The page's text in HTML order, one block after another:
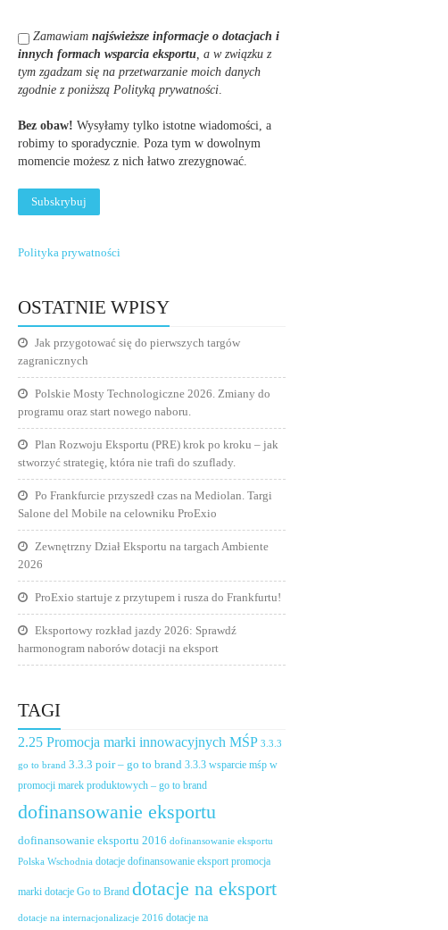
Zamawiam najświeższe informacje o dotacjach i
innych formach wsparcia eksportu, a w związku z
tym zgadzam się na przetwarzanie moich danych
zgodnie z poniższą Polityką prywatności.
Bez obaw! Wysyłamy tylko istotne wiadomości, a
robimy to sporadycznie. Poza tym w dowolnym
momencie możesz z nich łatwo zrezygnować.
Polityka prywatności
OSTATNIE WPISY
Jak przygotować się do pierwszych targów
zagranicznych
Polskie Mosty Technologiczne 2026. Zmiany do
programu oraz start nowego naboru.
Plan Rozwoju Eksportu (PRE) krok po kroku – jak
stworzyć strategię, która nie trafi do szuflady.
Po Frankfurcie przyszedł czas na Mediolan. Targi
Salone del Mobile na celowniku ProExio
Zewnętrzny Dział Eksportu na targach Ambiente
2026
ProExio startuje z przytupem i rusza do Frankfurtu!
Eksportowy rozkład jazdy 2026: Sprawdź
harmonogram naborów dotacji na eksport
TAGI
2.25 Promocja marki innowacyjnych MŚP 3.3.3
go to brand 3.3.3 poir – go to brand 3.3.3 wsparcie mśp w
promocji marek produktowych – go to brand
dofinansowanie eksportu
dofinansowanie eksportu 2016 dofinansowanie eksportu
Polska Wschodnia dotacje dofinansowanie eksport promocja
marki dotacje Go to Brand dotacje na eksport
dotacje na internacjonalizacje 2016 dotacje na